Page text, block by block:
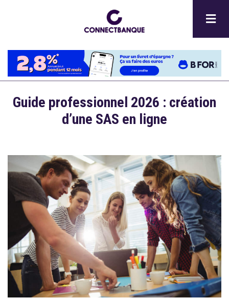
principal
Guide professionnel 2026 : création
d’une SAS en ligne